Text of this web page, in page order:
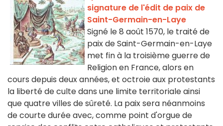
signature de l'édit de paix de
Saint-Germain-en-Laye
Signé le 8 août 1570, le traité de
paix de Saint-Germain-en-Laye
met fin à la troisième guerre de
Religion en France, alors en
cours depuis deux années, et octroie aux protestants
la liberté de culte dans une limite territoriale ainsi
que quatre villes de sûreté. La paix sera néanmoins
de courte durée avec, comme point d'orgue de